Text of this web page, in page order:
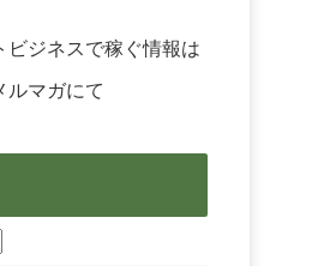
ビジネスで稼ぐ情報は
ルマガにて